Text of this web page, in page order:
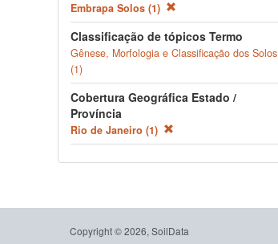
Embrapa Solos (1)
Classificação de tópicos Termo
Gênese, Morfologia e Classificação dos Solos
(1)
Cobertura Geográfica Estado /
Província
Rio de Janeiro (1)
Copyright © 2026, SoilData